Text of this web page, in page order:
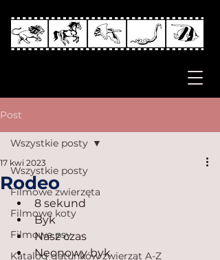
Post
Wszystkie posty
Filmowe zwierzęta
Filmowe koty
Filmowe psy
Katalog gatunków zwierząt A-Z
Wszystkie posty
Rodeo
17 kwi 2023
8 sekund
Byk
Nasz czas
Neonowy byk